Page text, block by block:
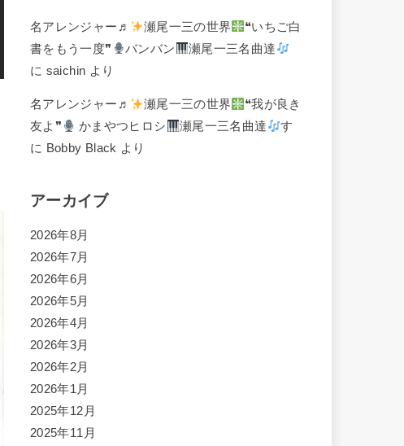
名アレンジャー♬ 瀬尾一三の世界
❝いちご白
書をもう一度❞
バンバン
瀬尾一三名曲達
に saichin より
名アレンジャー♬ 瀬尾一三の世界
❝我が良き
友よ❞
かまやつヒロシ 瀬尾一三名曲達
す
に Bobby Black より
アーカイブ
2026年8月
2026年7月
2026年6月
2026年5月
2026年4月
2026年3月
2026年2月
2026年1月
2025年12月
2025年11月